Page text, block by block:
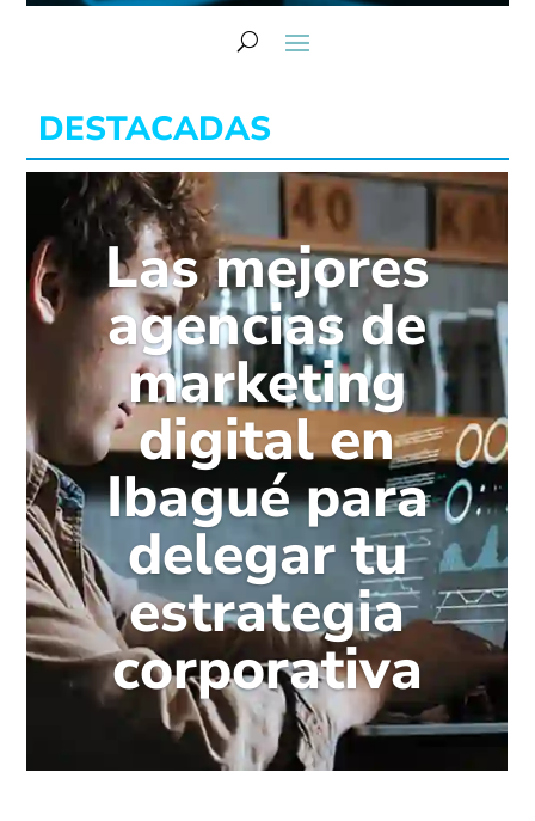
DESTACADAS
Las mejores
agencias de
marketing
digital en
Ibagué para
delegar tu
estrategia
corporativa